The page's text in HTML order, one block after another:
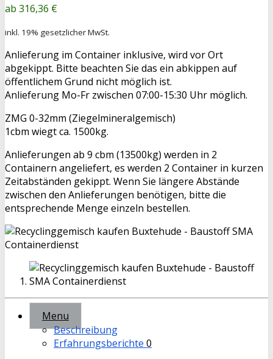
Produktpreis
316,36 €
inkl. 19% gesetzlicher MwSt.
Anlieferung im Container inklusive, wird vor Ort
abgekippt. Bitte beachten Sie das ein abkippen auf
öffentlichem Grund nicht möglich ist.
Anlieferung Mo-Fr zwischen 07:00-15:30 Uhr möglich.
ZMG 0-32mm (Ziegelmineralgemisch)
1cbm wiegt ca. 1500kg.
Anlieferungen ab 9 cbm (13500kg) werden in 2
Containern angeliefert, es werden 2 Container in kurzen
Zeitabständen gekippt. Wenn Sie längere Abstände
zwischen den Anlieferungen benötigen, bitte die
entsprechende Menge einzeln bestellen.
Menu
Beschreibung
Erfahrungsberichte 0